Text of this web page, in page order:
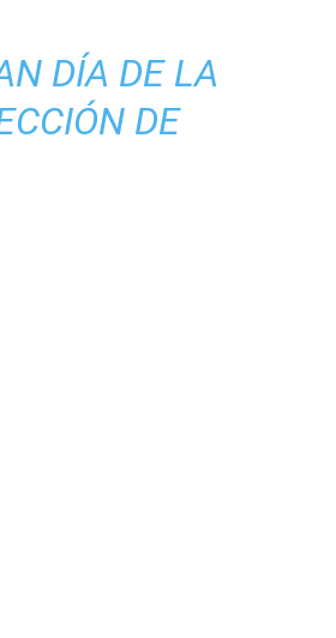
DÍA DE LA
DE